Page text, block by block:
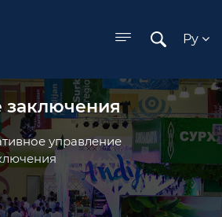
Ру
заключения
управление